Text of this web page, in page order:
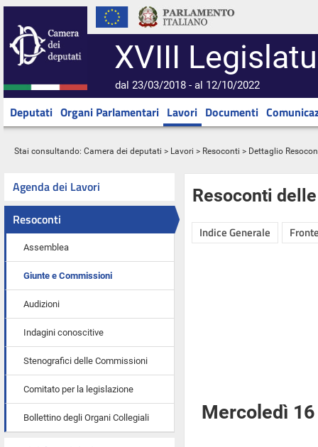
XVIII
dal 23/03/2018 - al 12/10/2022
Deputati Organi Parlamentari Lavori Documenti
Stai consultando: Camera dei deputati > Lavori > Resoconti > Dettaglio
Agenda dei Lavori
Resoconti
Assemblea
Giunte e Commissioni
Audizioni
Indagini conoscitive
Stenografici delle Commissioni
Comitato per la legislazione
Bollettino degli Organi Collegiali
Resoconti
Indice Generale
Mercoledì